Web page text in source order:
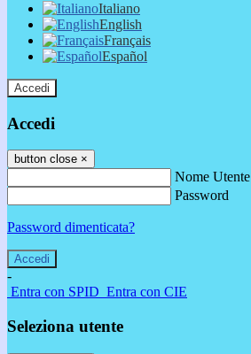
Italiano
English
Français
Español
Accedi
Accedi
button close ×
Nome Utente
Password
Password dimenticata?
-
Entra con SPID Entra con CIE
Seleziona utente